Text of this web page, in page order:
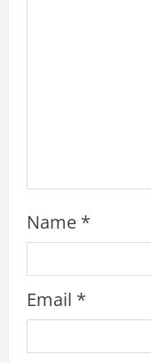
Name *
Email *